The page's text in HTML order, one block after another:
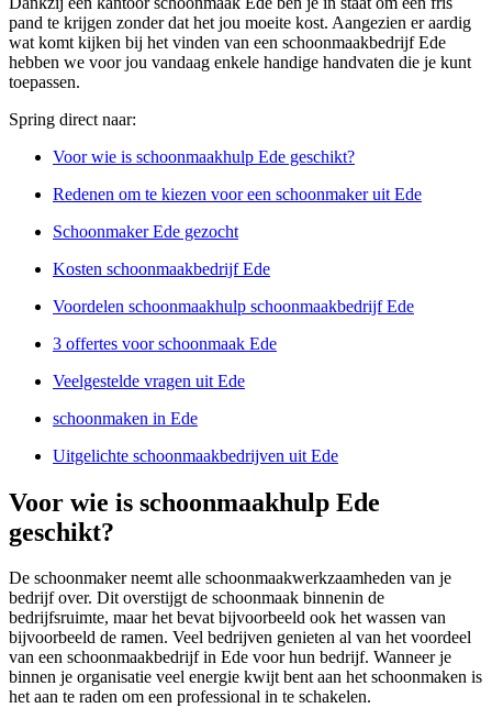
pand te krijgen zonder dat het jou moeite kost. Aangezien er aardig
wat komt kijken bij het vinden van een schoonmaakbedrijf Ede
hebben we voor jou vandaag enkele handige handvaten die je kunt
toepassen.
Spring direct naar:
Voor wie is schoonmaakhulp Ede geschikt?
Redenen om te kiezen voor een schoonmaker uit Ede
Schoonmaker Ede gezocht
Kosten schoonmaakbedrijf Ede
Voordelen schoonmaakhulp schoonmaakbedrijf Ede
3 offertes voor schoonmaak Ede
Veelgestelde vragen uit Ede
schoonmaken in Ede
Uitgelichte schoonmaakbedrijven uit Ede
Voor wie is schoonmaakhulp Ede
geschikt?
De schoonmaker neemt alle schoonmaakwerkzaamheden van je
bedrijf over. Dit overstijgt de schoonmaak binnenin de
bedrijfsruimte, maar het bevat bijvoorbeeld ook het wassen van
bijvoorbeeld de ramen. Veel bedrijven genieten al van het voordeel
van een schoonmaakbedrijf in Ede voor hun bedrijf. Wanneer je
binnen je organisatie veel energie kwijt bent aan het schoonmaken is
het aan te raden om een professional in te schakelen.